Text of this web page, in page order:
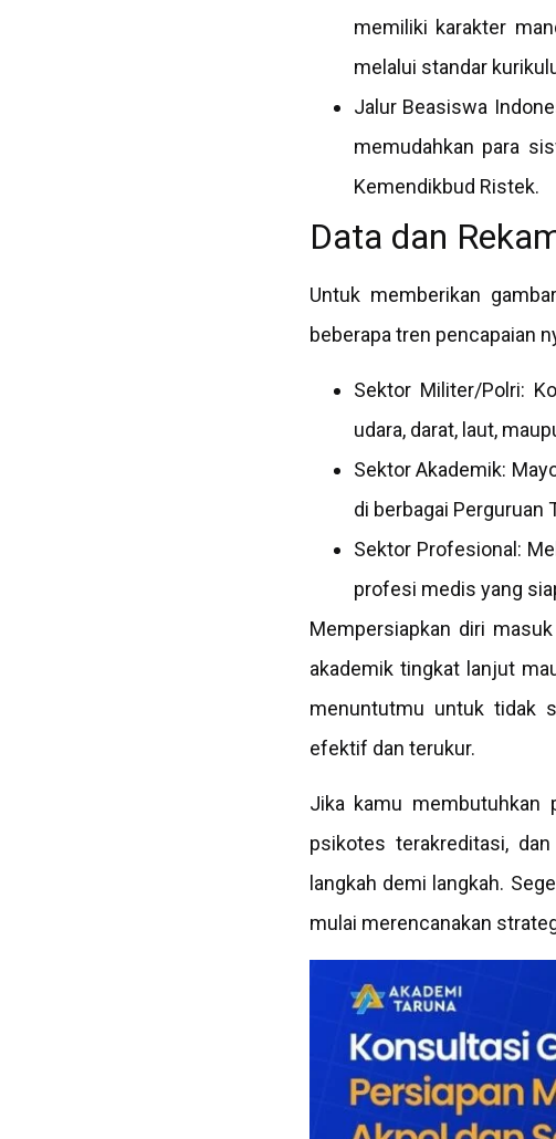
memiliki karakter
melalui standar
Jalur Beasiswa
memudahkan para
Kemendikbud Ristek.
Data dan
Untuk memberikan
beberapa tren pencapaian
Sektor Militer/Polri:
udara, darat, laut,
Sektor Akademik:
di berbagai Perguruan
Sektor Profesional:
profesi medis yang
Mempersiapkan diri
akademik tingkat lanjut
menuntutmu untuk tidak
efektif dan terukur.
Jika kamu membutuhkan
psikotes terakreditasi,
langkah demi langkah.
mulai merencanakan